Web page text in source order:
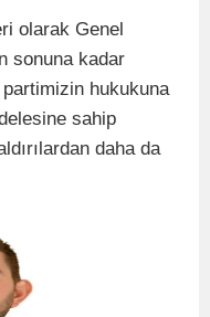
olarak Genel
sonuna kadar
partimizin hukukuna
sahip
daha da